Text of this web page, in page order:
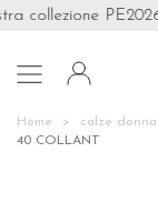
collezione PE2026

Home calze donna
40 COLLANT